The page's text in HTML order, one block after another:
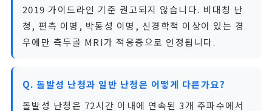
2019 가이드라인 기준 권고되지 않습니다. 비대칭 난
청, 편측 이명, 박동성 이명, 신경학적 이상이 있는 경
우에만 측두골 MRI가 적응증으로 인정됩니다.
Q. 돌발성 난청과 일반 난청은 어떻게 다른가요?
돌발성 난청은 72시간 이내에 연속된 3개 주파수에서